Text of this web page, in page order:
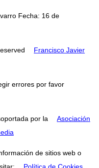
Fecha: 16 de
Francisco Javier
errores por favor
por la
Asociación
de sitios web o
Política de Cookies